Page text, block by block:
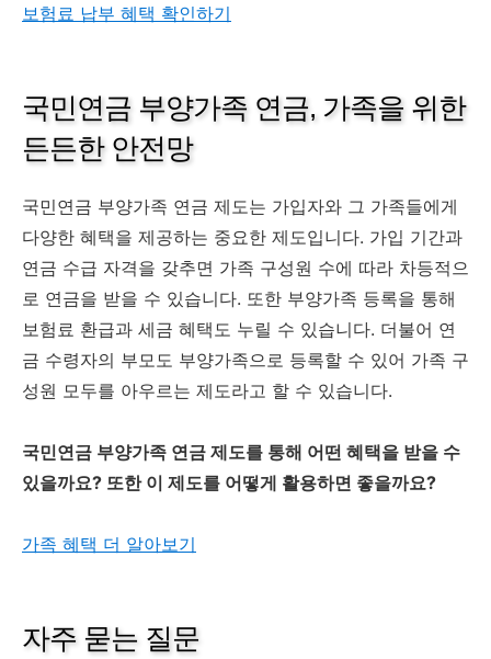
보험료 납부 혜택 확인하기
국민연금 부양가족 연금, 가족을 위한
든든한 안전망
국민연금 부양가족 연금 제도는 가입자와 그 가족들에게
다양한 혜택을 제공하는 중요한 제도입니다. 가입 기간과
연금 수급 자격을 갖추면 가족 구성원 수에 따라 차등적으
로 연금을 받을 수 있습니다. 또한 부양가족 등록을 통해
보험료 환급과 세금 혜택도 누릴 수 있습니다. 더불어 연
금 수령자의 부모도 부양가족으로 등록할 수 있어 가족 구
성원 모두를 아우르는 제도라고 할 수 있습니다.
국민연금 부양가족 연금 제도를 통해 어떤 혜택을 받을 수
있을까요? 또한 이 제도를 어떻게 활용하면 좋을까요?
가족 혜택 더 알아보기
자주 묻는 질문